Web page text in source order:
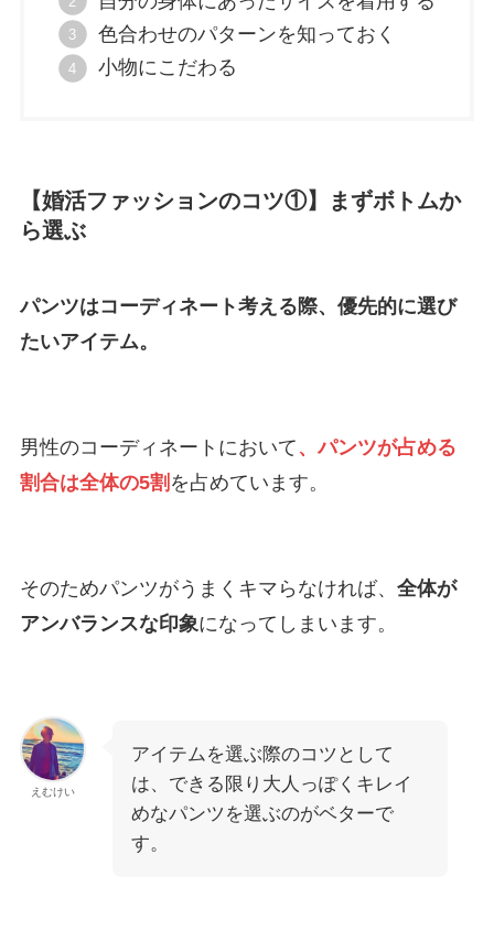
色合わせのパターンを知っておく
小物にこだわる
【婚活ファッションのコツ①】まずボトムか
ら選ぶ
パンツはコーディネート考える際、優先的に選び
たいアイテム。
男性のコーディネートにおいて 、パンツが占める
割合は全体の5割 を占めています。
そのためパンツがうまくキマらなければ、 全体が
アンバランスな印象になってしまいます。
えむけい
アイテムを選ぶ際のコツとして
は、できる限り大人っぽくキレイ
めなパンツを選ぶのがベターで
す。